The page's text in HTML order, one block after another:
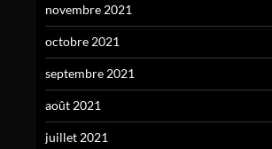
novembre 2021
octobre 2021
septembre 2021
août 2021
juillet 2021